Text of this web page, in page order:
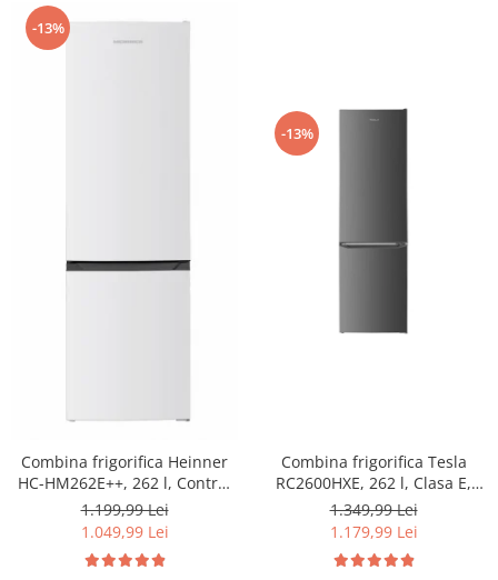
-13%
Combina frigorifica Heinner
HC-HM262E++, 262 l, Control
electronic, Iluminare LED, Usi
reversibile, Clasa E, H 180 cm,
Alb
1.199,99 Lei
1.049,99 Lei
-13%
Combina frigorifica Tesla
RC2600HXE, 262 l, Clasa E,
Iluminare LED, dezghetare
automata frigider, H 180 cm,
Inox
1.349,99 Lei
1.179,99 Lei